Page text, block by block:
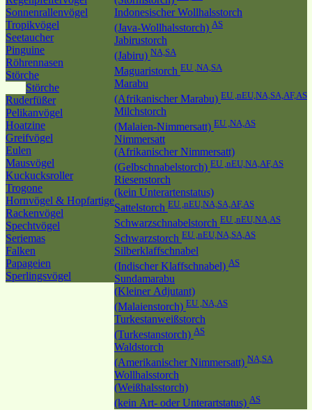
Sonnenrallenvögel
Tropikvögel
Seetaucher
Pinguine
Röhrennasen
Störche
Störche
Ruderfüßer
Pelikanvögel
Hoatzine
Greifvögel
Eulen
Mausvögel
Kuckucksroller
Trogone
Hornvögel & Hopfartige
Rackenvögel
Spechtvögel
Seriemas
Falken
Papageien
Sperlingsvögel
Indonesischer Wollhalsstorch
(Java-Wollhalsstorch) AS
Jabirustorch
(Jabiru) NA,SA
Maguaristorch EU ,NA,SA
Marabu
(Afrikanischer Marabu) EU ,nEU,NA,SA,AF,AS
Milchstorch
(Malaien-Nimmersatt) EU ,NA,AS
Nimmersatt
(Afrikanischer Nimmersatt)
(Gelbschnabelstorch) EU ,nEU,NA,AF,AS
Riesenstorch
(kein Unterartenstatus)
Sattelstorch EU ,nEU,NA,SA,AF,AS
Schwarzschnabelstorch EU ,nEU,NA,AS
Schwarzstorch EU ,nEU,NA,SA,AS
Silberklaffschnabel
(Indischer Klaffschnabel) AS
Sundamarabu
(Kleiner Adjutant)
(Malaienstorch) EU ,NA,AS
Turkestanweißstorch
(Turkestanstorch) AS
Waldstorch
(Amerikanischer Nimmersatt) NA,SA
Wollhalsstorch
(Weißhalsstorch)
(kein Art- oder Unterartstatus) AS